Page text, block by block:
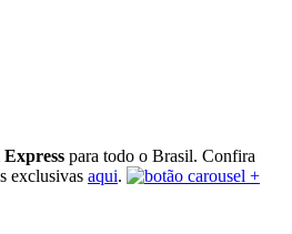
para todo o Brasil. Confira
exclusivas aqui.